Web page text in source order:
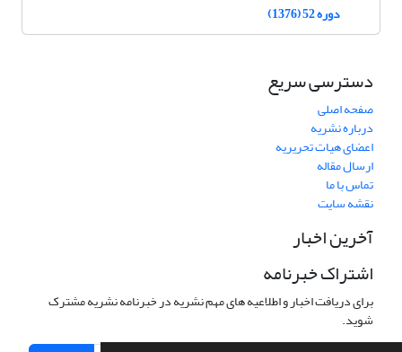
دوره 52 (1376)
دسترسی سریع
صفحه اصلی
درباره نشریه
اعضای هیات تحریریه
ارسال مقاله
تماس با ما
نقشه سایت
آخرین اخبار
اشتراک خبرنامه
برای دریافت اخبار و اطلاعیه های مهم نشریه در خبرنامه نشریه مشترک
شوید.